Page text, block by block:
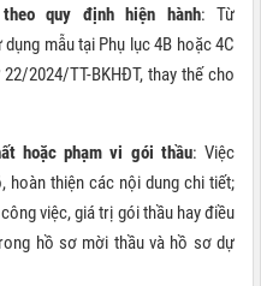
quy định hiện hành: Từ
mẫu tại Phụ lục 4B hoặc 4C
2024/TT-BKHĐT, thay thế cho
hoặc phạm vi gói thầu: Việc
hoàn thiện các nội dung chi tiết;
việc, giá trị gói thầu hay điều
hồ sơ mời thầu và hồ sơ dự